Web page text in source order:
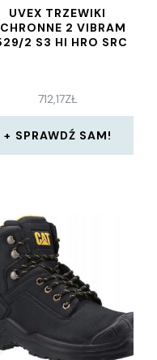
UVEX TRZEWIKI
2 VIBRAM
2 S3 HI HRO SRC
712,17ZŁ
SPRAWDŹ SAM!